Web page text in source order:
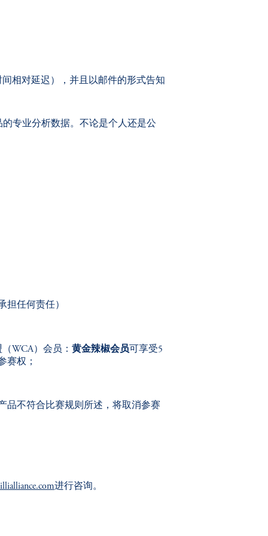
相对延迟），并且以邮件的形式告知
专业分析数据。不论是个人还是公
担任何责任）
WCA）会员： 黄金辣椒会员可享受5
赛权；
品不符合比赛规则所述，将取消参赛
进行咨询。